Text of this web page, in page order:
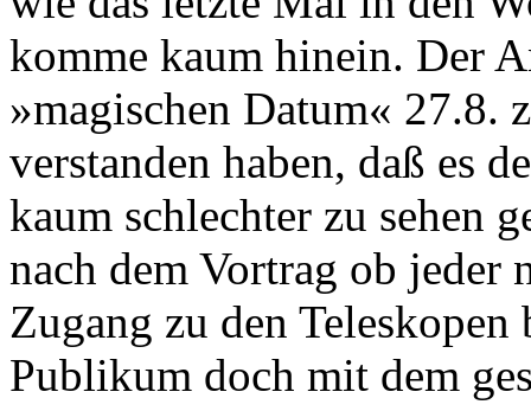
komme kaum hinein. Der
»magischen Datum« 27.8.
verstanden haben, daß es
kaum schlechter zu sehen
nach dem Vortrag ob jeder
Zugang zu den Teleskopen
Publikum doch mit dem